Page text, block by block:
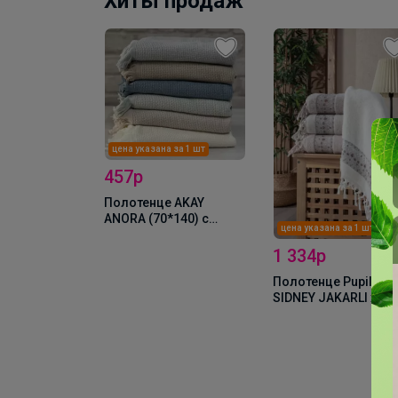
цена указана за 1 шт
457р
Полотенце AKAY
ANORA (70*140) с
цена указана за 1 шт
1 334р
Полотенце Pupilla
SIDNEY JAKARLI